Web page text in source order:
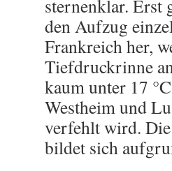
sternenklar. Erst
den Aufzug
Frankreich her,
Tiefdruckrinne
kaum unter 17
Westheim und
verfehlt wird.
bildet sich